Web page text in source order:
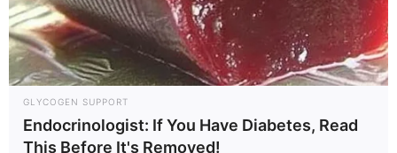
GLYCOGEN SUPPORT
Endocrinologist: If You Have Diabetes, Read
This Before It's Removed!